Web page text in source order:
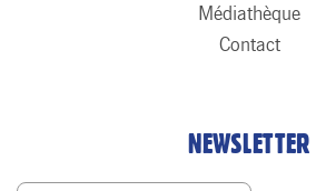
Médiathèque
Contact
NEWSLETTER